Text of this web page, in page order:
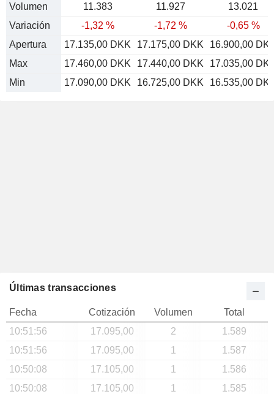
Volumen
11.383 11.927
13.021
Variación
-1,32 % -1,72 %
-0,65 %
Apertura
17.135,00 DKK 17.175,00 DKK
16.900,00
Max
17.460,00 DKK 17.440,00 DKK
17.035,00
Min
17.090,00 DKK 16.725,00 DKK 16.535,00
Últimas transacciones
Fecha Cotización Volumen
Total
10:51:56
17.095,00 2
1.589
10:51:56
17.095,00 1
1.587
10:50:08
17.105,00 1
1.586
10:50:08
17.105,00 1
1.585